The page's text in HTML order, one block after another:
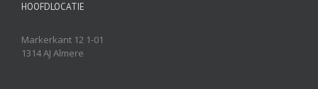
HOOFDLOCATIE
Markerkant 12 1-01
1314 AJ Almere